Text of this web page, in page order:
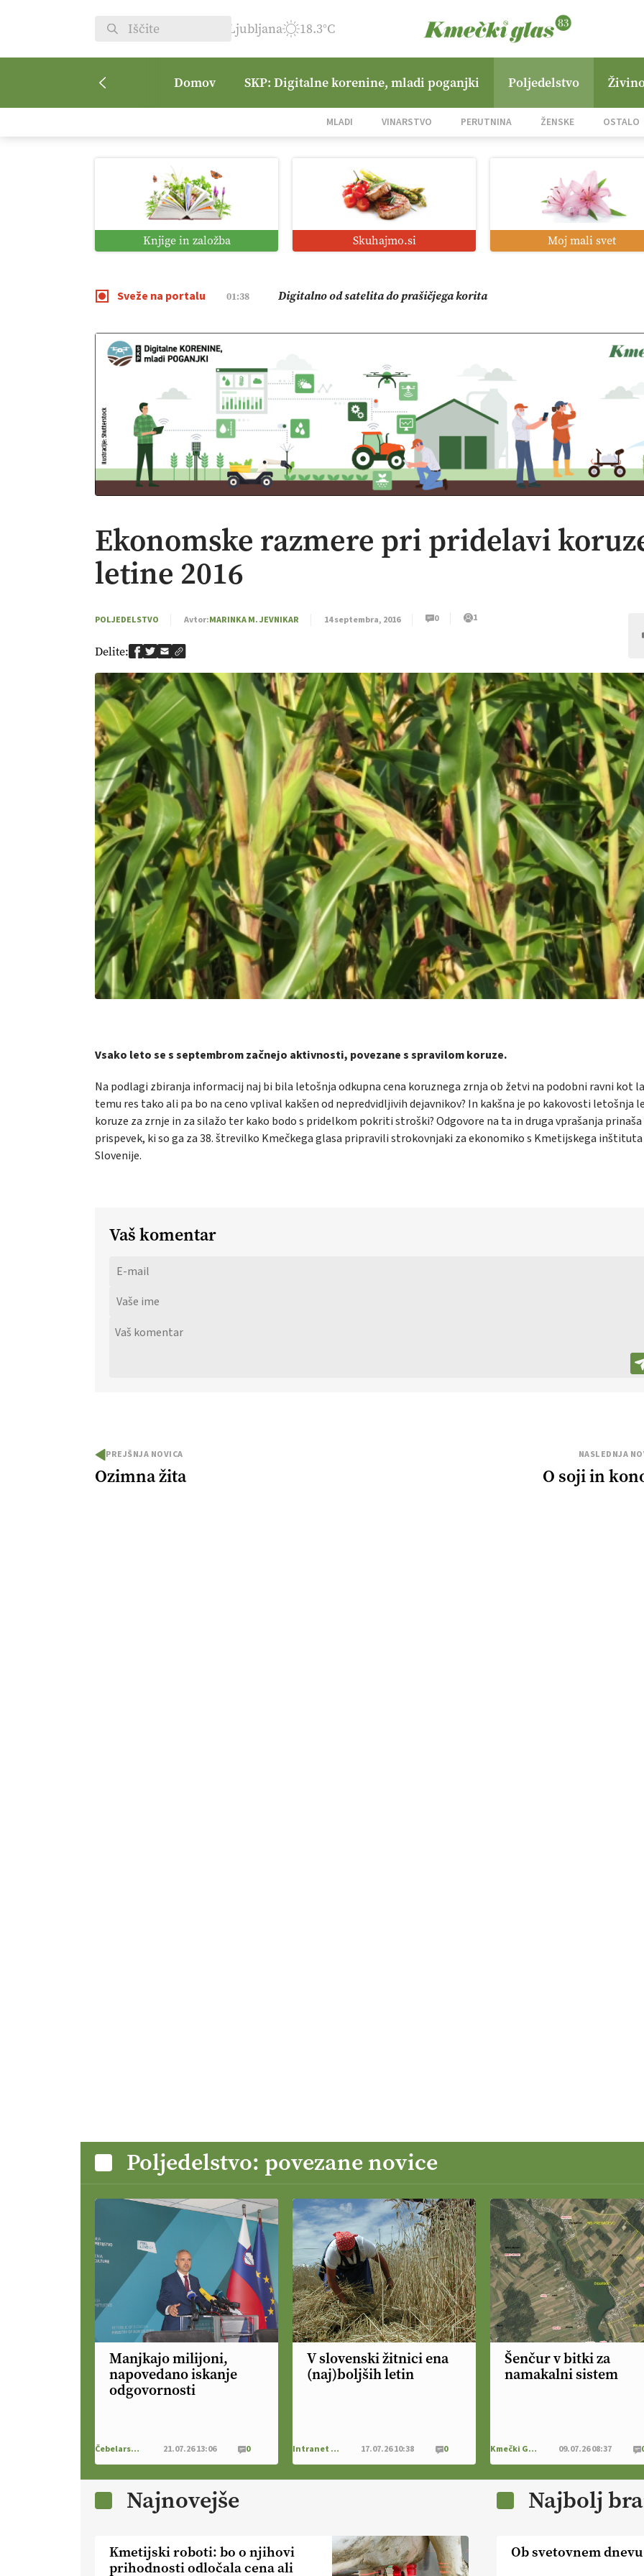
Ljubljana 18.3°C
Domov SKP: Digitalne korenine, mladi poganjki Poljedelstvo
MLADI VINARSTVO PERUTNINA ŽENSKE OSTALO
Knjige in založba Skuhajmo.si Moj mali svet
Sveže na portalu
09:09 Pomagajmo družini Bregar po uničujočem požaru
07:00 Kmetijski roboti: bo o njihovi prihodnosti odločala cena ali prednosti za
01:38 Digitalno od satelita do prašičjega korita
12:11 Digitalizacija z GPS navigacijo in avtonomnimi sistemi
Ekonomske razmere pri pridelavi
letine 2016
POLJEDELSTVO Avtor:MARINKA M. JEVNIKAR 14 septembra, 2016 0 1
Delite:
Vsako leto se s septembrom začnejo aktivnosti, povezane s spravilom koruze.
Na podlagi zbiranja informacij naj bi bila letošnja odkupna cena koruznega zrnja ob žetvi na podobni ravni kot
temu res tako ali pa bo na ceno vplival kakšen od nepredvidljivih dejavnikov? In kakšna je po kakovosti letošnja
koruze za zrnje in za silažo ter kako bodo s pridelkom pokriti stroški? Odgovore na ta in druga vprašanja prinaša
prispevek, ki so ga za 38. štrevilko Kmečkega glasa pripravili strokovnjaki za ekonomiko s Kmetijskega inštituta
Slovenije.
Vaš komentar
PREJŠNJA NOVICA
Ozimna žita
NASLEDNJA
O soji in
Poljedelstvo: povezane novice
Manjkajo milijoni,
napovedano iskanje
odgovornosti
Čebelarstvo 21.07.26 13:06 0
V slovenski žitnici ena
(naj)boljših letin
Intranet Kmečki Glas 17.07.26 10:38 0
Šenčur v bitki za
namakalni sistem
Kmečki Glas 09.07.26 08:37
Najnovejše
Kmetijski roboti: bo o njihovi
prihodnosti odločala cena ali
Najbolj
Ob svetovnem